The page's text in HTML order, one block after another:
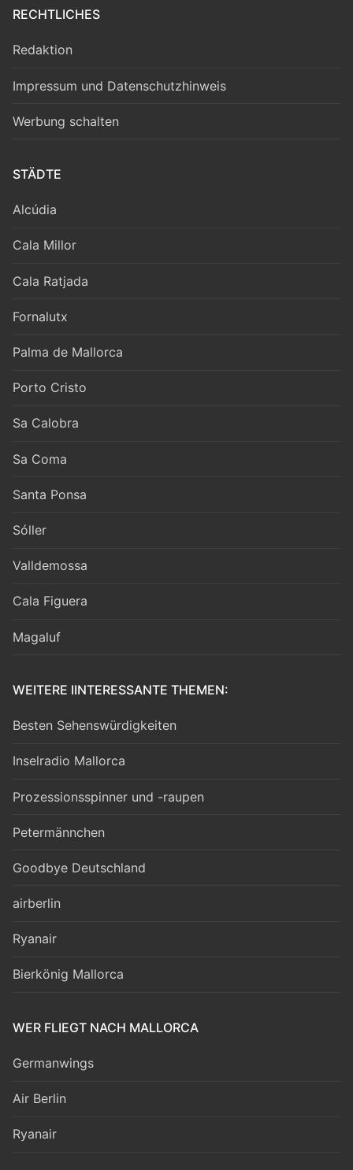
RECHTLICHES
Redaktion
Impressum und Datenschutzhinweis
Werbung schalten
STÄDTE
Alcúdia
Cala Millor
Cala Ratjada
Fornalutx
Palma de Mallorca
Porto Cristo
Sa Calobra
Sa Coma
Santa Ponsa
Sóller
Valldemossa
Cala Figuera
Magaluf
WEITERE IINTERESSANTE THEMEN:
Besten Sehenswürdigkeiten
Inselradio Mallorca
Prozessionsspinner und -raupen
Petermännchen
Goodbye Deutschland
airberlin
Ryanair
Bierkönig Mallorca
WER FLIEGT NACH MALLORCA
Germanwings
Air Berlin
Ryanair